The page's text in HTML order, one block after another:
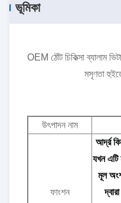
ভূমিকা
OEM ঠোঁট চিকিত্সা ব্যালাম
মসৃণতা
উৎপাদন নাম
ফাংশন
আর্দ্র
যখন এটি
মূল